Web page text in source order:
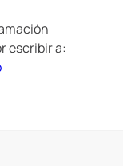
escribir a: